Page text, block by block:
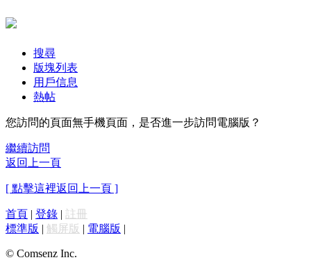
搜尋
版塊列表
用戶信息
熱帖
您訪問的頁面無手機頁面，是否進一步訪問電腦版？
繼續訪問
返回上一頁
[ 點擊這裡返回上一頁 ]
首頁 | 登錄 | 註冊
標準版 | 觸屏版 | 電腦版 |
© Comsenz Inc.